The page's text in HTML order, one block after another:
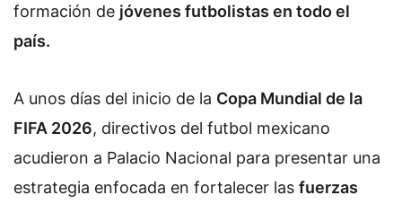
formación de jóvenes futbolistas en todo el
país.
A unos días del inicio de la Copa Mundial de la
FIFA 2026, directivos del futbol mexicano
acudieron a Palacio Nacional para presentar una
estrategia enfocada en fortalecer las fuerzas